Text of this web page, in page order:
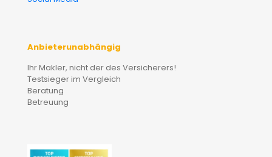
Anbieterunabhängig
Ihr Makler, nicht der des Versicherers!
Testsieger im Vergleich
Beratung
Betreuung